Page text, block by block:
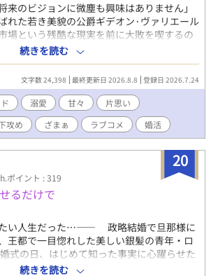
来のビジョンに微塵も興味はありません」
れた若き美貌の公爵ギデオン·ヴァリエール
場という残酷な現実を前に大敗を喫するの
約を破棄したギデオンが、じいやに叱ら
った『貴族専門結婚相談所』。 担当の相談
情で毒を吐く男、シリルだった。 ヤツの血
そう思いながらも、次々に紹介される『理
を踊らせながら『無慈悲な現実』に打ちの
を失っていく。 「次のお約束はございませ
のこの無機質な声に耐えればいいのか……
、シリルから提案された『お見合い&デー
習』。 迷えるギデオンが3%引きにまんま
最後に得た、幸せの形とは―― ーーーーー
後描写程度です 毎日21:30更新(8/16完結)
約投稿済みです
番外編にするまでもない小ネ
す。甘かったり愛が重すぎてちょっと様子が
脳内の墓場です。気軽に墓参りしていただ
続きを読む
文字数 24,398 最終更新日 2026.8.8 登録日 2026.7.24
溺愛 甘々
片思い
攻め ざまぁ ラブコメ 婚活
20
ポイント : 319
るだけで
い人生だった…―― 政略結婚で旦那様に
王都で一目惚れした美しい銀髪の青年・ロ
の日、はじめて知った事実に心躍らせた
結婚ではなかった。 ローレンには、愛す
続きを読む